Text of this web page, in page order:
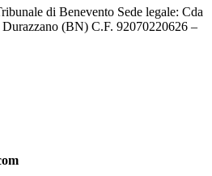
di Benevento Sede legale: Cda
(BN) C.F. 92070220626 –